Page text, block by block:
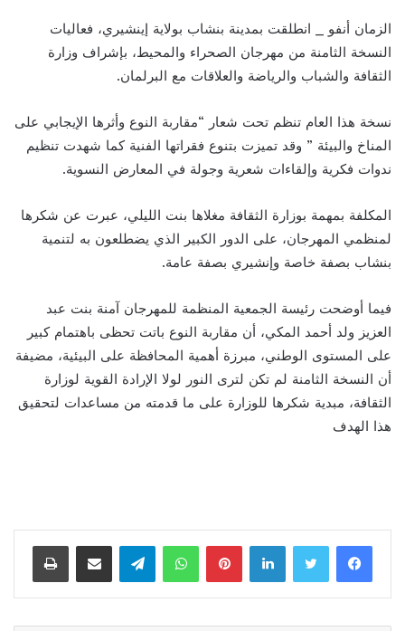
الزمان أنفو _ انطلقت بمدينة بنشاب بولاية إينشيري، فعاليات
النسخة الثامنة من مهرجان الصحراء والمحيط، بإشراف وزارة
الثقافة والشباب والرياضة والعلاقات مع البرلمان.
نسخة هذا العام تنظم تحت شعار “مقاربة النوع وأثرها الإيجابي على
المناخ والبيئة ” وقد تميزت بتنوع فقراتها الفنية كما شهدت تنظيم
ندوات فكرية وإلقاءات شعرية وجولة في المعارض النسوية.
المكلفة بمهمة بوزارة الثقافة مغلاها بنت الليلي، عبرت عن شكرها
لمنظمي المهرجان، على الدور الكبير الذي يضطلعون به لتنمية
بنشاب بصفة خاصة وإنشيري بصفة عامة.
فيما أوضحت رئيسة الجمعية المنظمة للمهرجان آمنة بنت عبد
العزيز ولد أحمد المكي، أن مقاربة النوع باتت تحظى باهتمام كبير
على المستوى الوطني، مبرزة أهمية المحافظة على البيئية، مضيفة
أن النسخة الثامنة لم تكن لترى النور لولا الإرادة القوية لوزارة
الثقافة، مبدية شكرها للوزارة على ما قدمته من مساعدات لتحقيق
هذا الهدف
لينكدإن بينتيريستواتساب تيلقرام مشاركة عبر البريد طباعة